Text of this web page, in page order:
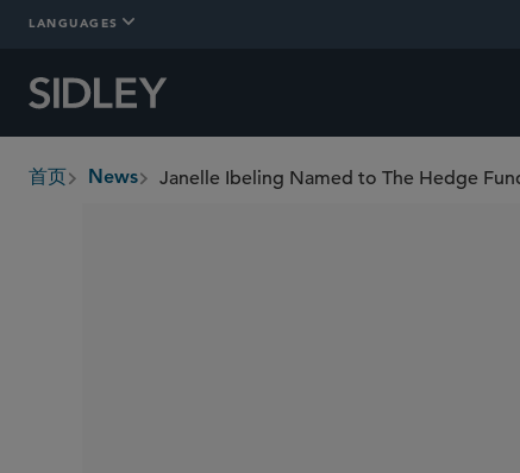
LANGUAGES
breadcrumbs
首页 News